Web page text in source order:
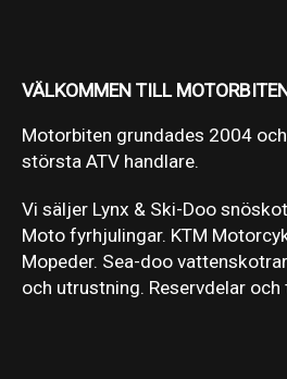
VÄLKOMMEN TILL
Motorbiten grundades 2004
största ATV handlare.
Vi säljer Lynx & Ski-Doo
Moto fyrhjulingar. KTM
Mopeder. Sea-doo
och utrustning. Reservdelar och